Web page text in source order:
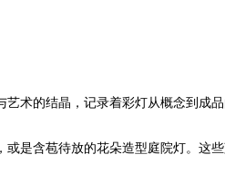
术的结晶，记录着彩灯从概念到成品
是含苞待放的花朵造型庭院灯。这